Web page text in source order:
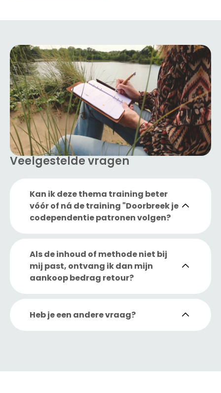
Veelgestelde vragen
Kan ik deze thema training beter
vóór of ná de training "Doorbreek je
codependentie patronen volgen?
Als de inhoud of methode niet bij
mij past, ontvang ik dan mijn
aankoop bedrag retour?
Heb je een andere vraag?